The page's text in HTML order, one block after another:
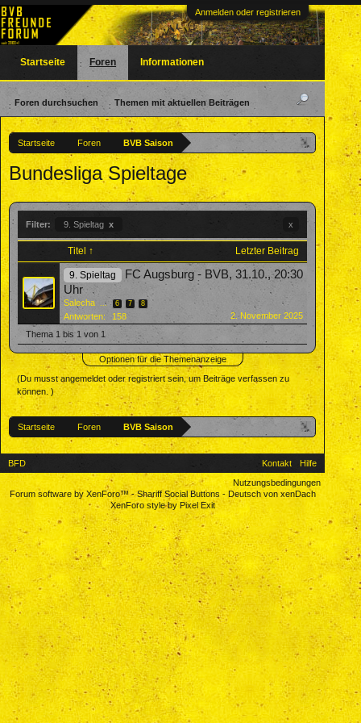
Anmelden oder registrieren
Startseite Foren BVB Saison
Bundesliga Spieltage
Filter: 9. Spieltag x x
Titel ↑ Letzter Beitrag
9. Spieltag
FC Augsburg - BVB, 31.10., 20:30
Uhr
Salecha ... 6 7 8
Antworten: 158
2. November 2025
Thema 1 bis 1 von 1
Optionen für die Themenanzeige
(Du musst angemeldet oder registriert sein, um Beiträge verfassen zu
können. )
Startseite Foren BVB Saison
Startseite Foren
Foren durchsuchen Themen mit aktuellen Beiträgen
Informationen
BFD Kontakt
Hilfe
Nutzungsbedingungen
Forum software by XenForo™-Shariff Social Buttons-Deutsch von xenDach
XenForo style by Pixel Exit